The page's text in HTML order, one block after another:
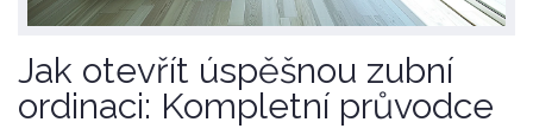
Jak otevřít úspěšnou zubní
ordinaci: Kompletní průvodce